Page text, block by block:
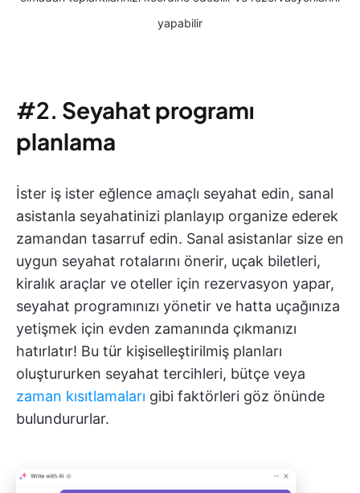
yapabilir
#2. Seyahat programı
planlama
İster iş ister eğlence amaçlı seyahat edin, sanal
asistanla seyahatinizi planlayıp organize ederek
zamandan tasarruf edin. Sanal asistanlar size en
uygun seyahat rotalarını önerir, uçak biletleri,
kiralık araçlar ve oteller için rezervasyon yapar,
seyahat programınızı yönetir ve hatta uçağınıza
yetişmek için evden zamanında çıkmanızı
hatırlatır! Bu tür kişiselleştirilmiş planları
oluştururken seyahat tercihleri, bütçe veya
zaman kısıtlamaları gibi faktörleri göz önünde
bulundururlar.